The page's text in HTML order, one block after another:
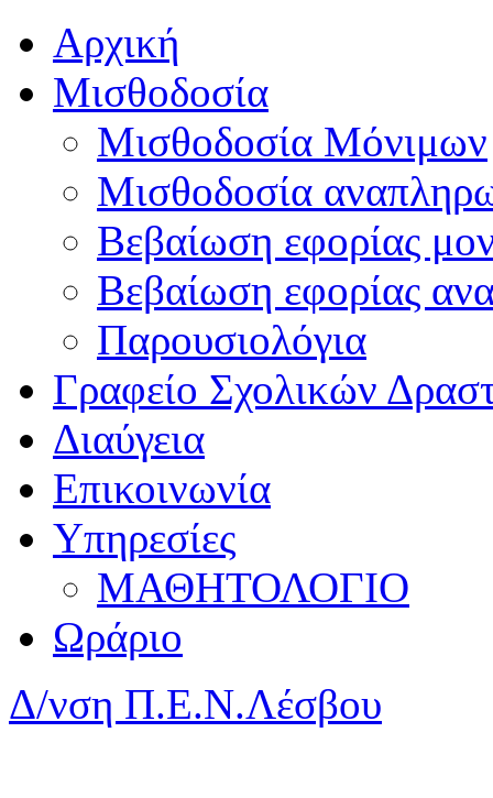
Αρχική
Μισθοδοσία
Μισθοδοσία Μόνιμων
Μισθοδοσία
Βεβαίωση εφορίας
Βεβαίωση εφορίας
Παρουσιολόγια
Γραφείο Σχολικών
Διαύγεια
Επικοινωνία
Υπηρεσίες
ΜΑΘΗΤΟΛΟΓΙΟ
Ωράριο
Δ/νση Π.Ε.Ν.Λέσβου